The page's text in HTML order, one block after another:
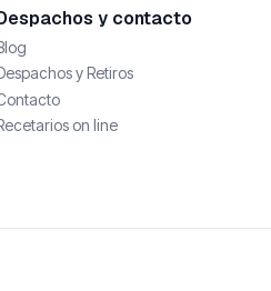
y contacto
y Retiros
on line